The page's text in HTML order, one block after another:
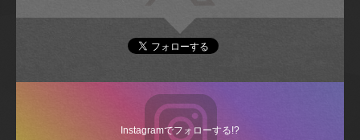
Instagramでフォローする!?